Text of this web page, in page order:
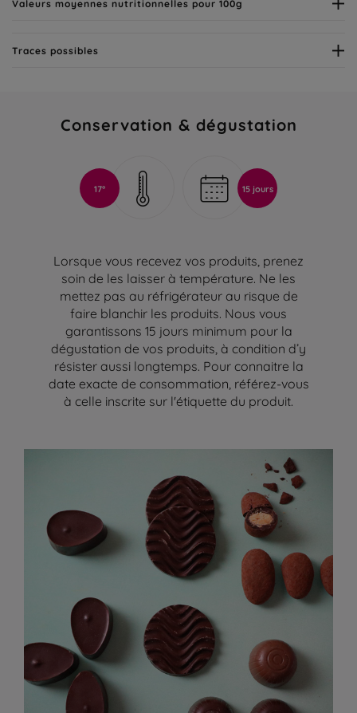
Valeurs moyennes nutritionnelles pour 100g
Traces possibles
Conservation & dégustation
17° 15 jours
Lorsque vous recevez vos produits, prenez
soin de les laisser à température. Ne les
mettez pas au réfrigérateur au risque de
faire blanchir les produits. Nous vous
garantissons 15 jours minimum pour la
dégustation de vos produits, à condition d’y
résister aussi longtemps. Pour connaitre la
date exacte de consommation, référez-vous
à celle inscrite sur l'étiquette du produit.